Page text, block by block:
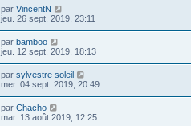
par VincentN
jeu. 26 sept. 2019, 23:11
par bamboo
jeu. 12 sept. 2019, 18:13
par sylvestre soleil
mer. 04 sept. 2019, 20:49
par Chacho
mar. 13 août 2019, 12:25